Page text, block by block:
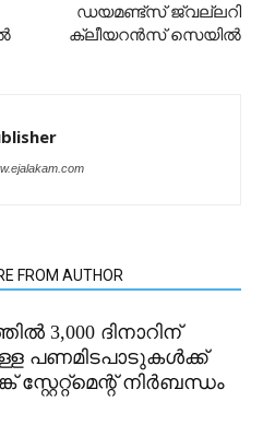
ഡയമണ്ട്സ് ജ്വല്ലറി
ക്ലീയറൻസ് സെയിൽ
FROM AUTHOR
3,000 ദിനാറിന്
പണമിടപാടുകൾക്ക്
സ്റ്റേറ്റ്മെന്റ് നിർബന്ധം